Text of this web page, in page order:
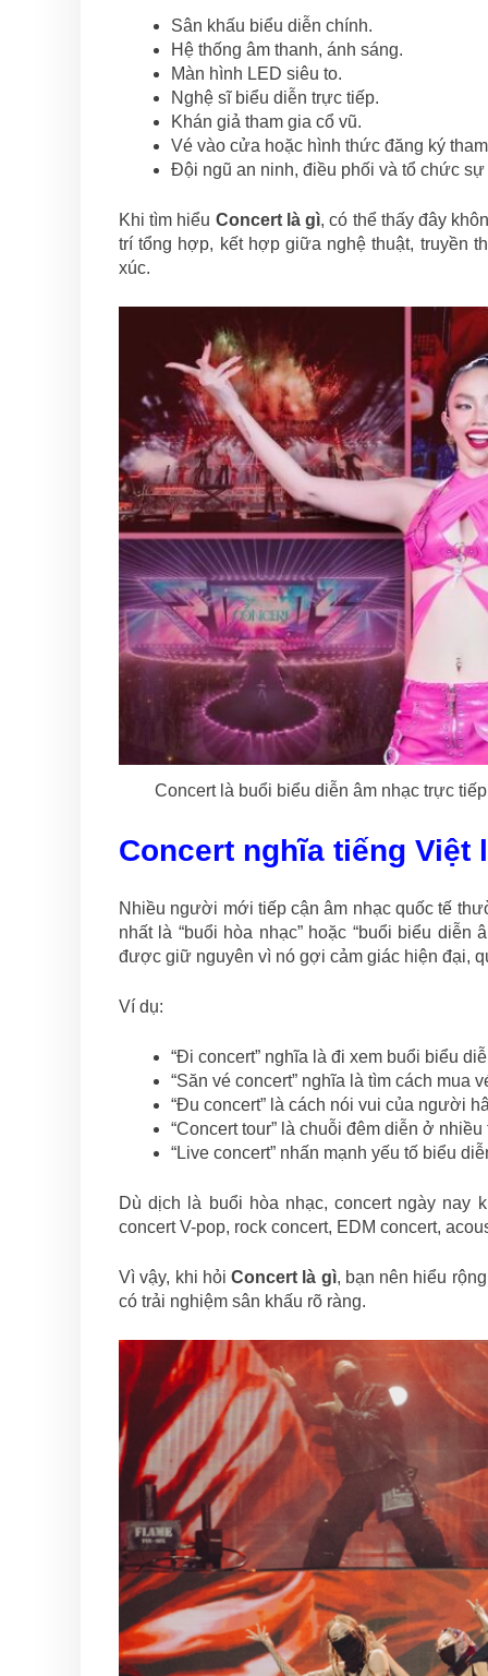
Sân khấu biểu diễn chính.
Hệ thống âm thanh, ánh sáng.
Màn hình LED siêu to.
Nghệ sĩ biểu diễn trực tiếp.
Khán giả tham gia cổ vũ.
Vé vào cửa hoặc hình thức đăng ký
Đội ngũ an ninh, điều phối và tổ chức sự
Khi tìm hiểu Concert là gì, có thể thấy đây
trí tổng hợp, kết hợp giữa nghệ thuật, truyền
xúc.
Concert là buổi biểu diễn âm nhạc trực
Concert nghĩa tiếng Việt
Nhiều người mới tiếp cận âm nhạc quốc tế
nhất là “buổi hòa nhạc” hoặc “buổi biểu
được giữ nguyên vì nó gợi cảm giác hiện đại,
Ví dụ:
“Đi concert” nghĩa là đi xem buổi biểu
“Săn vé concert” nghĩa là tìm cách mua
“Đu concert” là cách nói vui của người
“Concert tour” là chuỗi đêm diễn ở
“Live concert” nhấn mạnh yếu tố biểu
Dù dịch là buổi hòa nhạc, concert ngày nay
concert V-pop, rock concert, EDM concert,
Vì vậy, khi hỏiConcert là gì, bạn nên hiểu
có trải nghiệm sân khấu rõ ràng.